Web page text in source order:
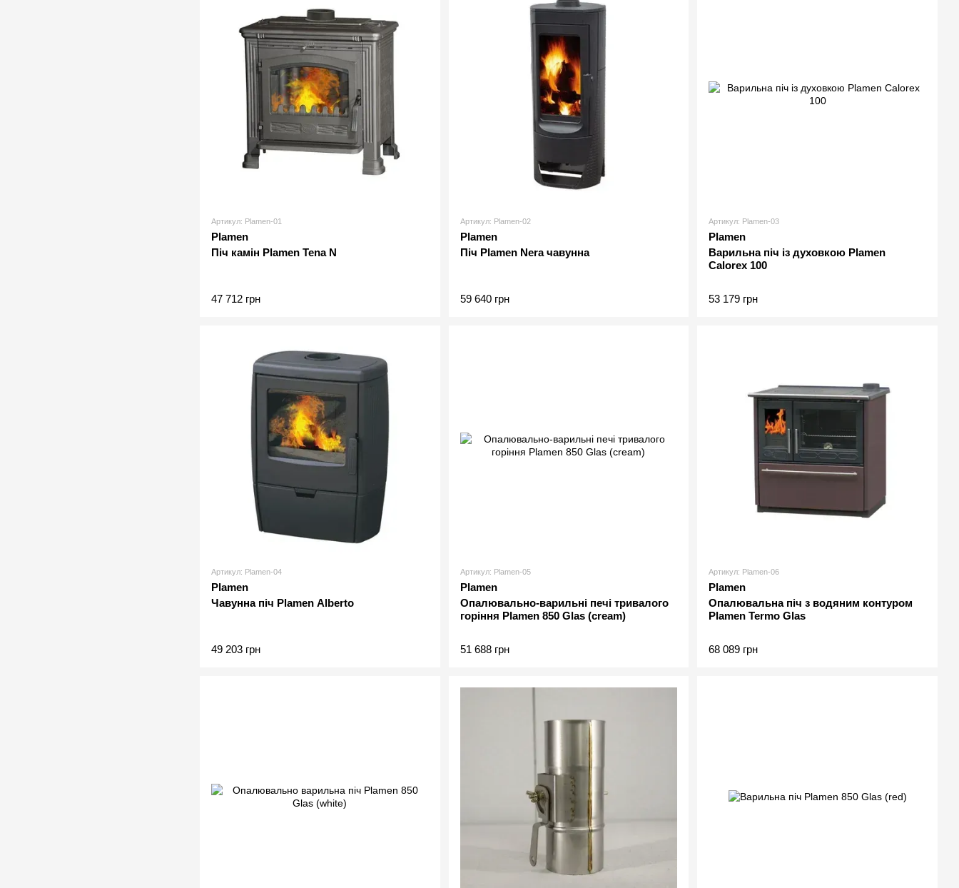
Артикул: Plamen-01
Plamen
Піч камін Plamen Tena N
47 712 грн
Артикул: Plamen-02
Plamen
Піч Plamen Nera чавунна
59 640 грн
Артикул: Plamen-03
Plamen
Варильна піч із духовкою Plamen
Calorex 100
53 179 грн
Артикул: Plamen-04
Plamen
Чавунна піч Plamen Alberto
49 203 грн
Артикул: Plamen-05
Plamen
Опалювально-варильні печі тривалого
горіння Plamen 850 Glas (cream)
51 688 грн
Артикул: Plamen-06
Plamen
Опалювальна піч з водяним контуром
Plamen Termo Glas
68 089 грн